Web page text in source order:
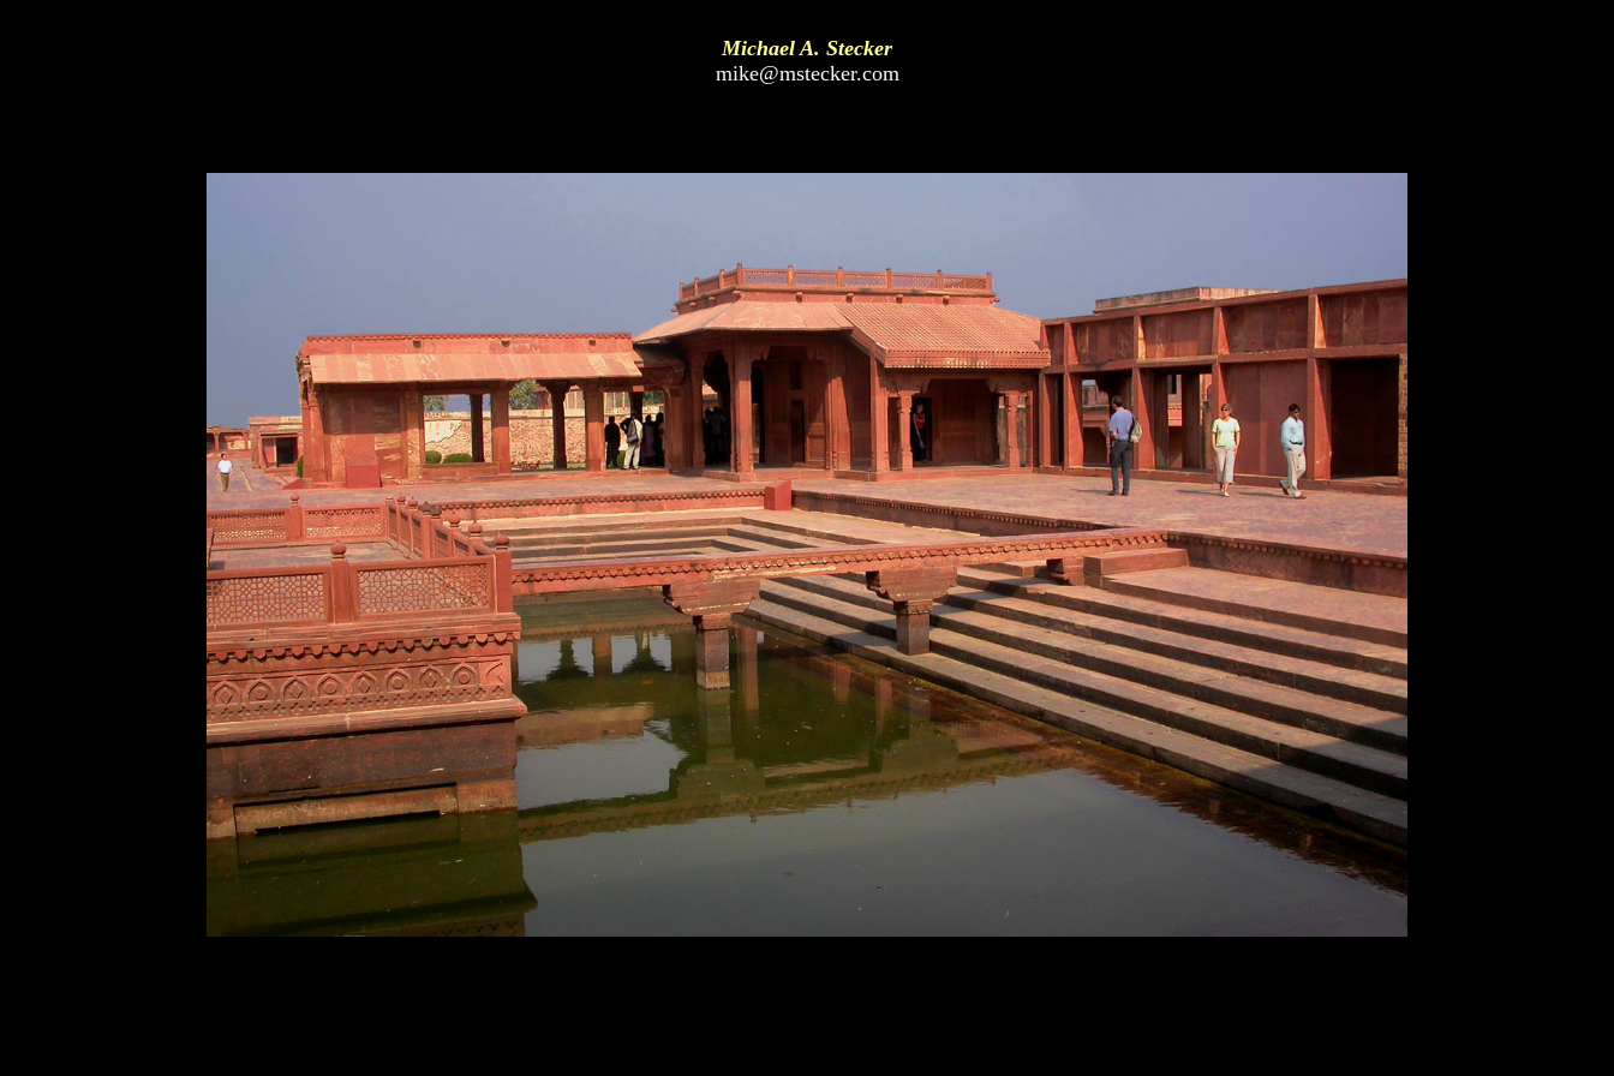
Michael A. Stecker
mike@mstecker.com